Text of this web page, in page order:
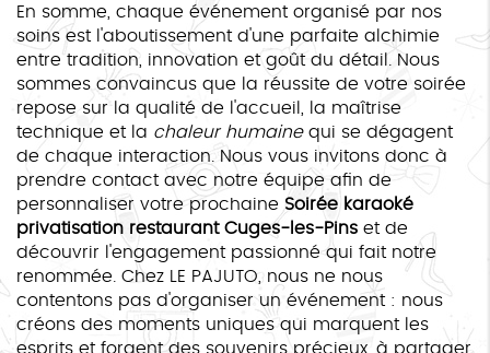
En somme, chaque événement organisé par nos
soins est l'aboutissement d'une parfaite alchimie
entre tradition, innovation et goût du détail. Nous
sommes convaincus que la réussite de votre soirée
repose sur la qualité de l'accueil, la maîtrise
technique et la chaleur humainequi se dégagent
de chaque interaction. Nous vous invitons donc à
prendre contact avec notre équipe afin de
personnaliser votre prochaine Soirée karaoké
privatisation restaurant Cuges-les-Pins et de
découvrir l'engagement passionné qui fait notre
renommée. Chez LE PAJUTO, nous ne nous
contentons pas d'organiser un événement : nous
créons des moments uniques qui marquent les
esprits et forgent des souvenirs précieux, à partager